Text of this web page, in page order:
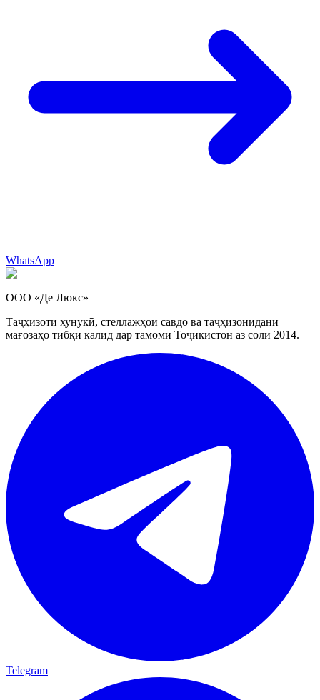
WhatsApp
ООО «Де Люкс»
Таҷҳизоти хунукӣ, стеллажҳои савдо ва таҷҳизонидани
мағозаҳо тибқи калид дар тамоми Тоҷикистон аз соли 2014.
Telegram